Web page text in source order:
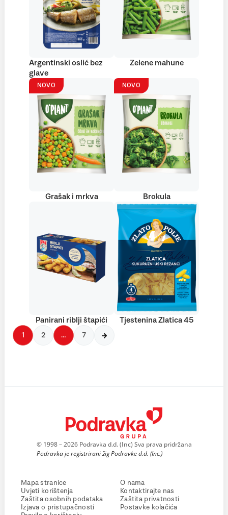
Argentinski oslić bez
glave
Zelene mahune
NOVO
Grašak i mrkva
NOVO
Brokula
Panirani riblji štapići Tjestenina Zlatica 45
1 2 … 7
© 1998 – 2026 Podravka d.d. (Inc) Sva prava pridržana
Podravka je registrirani žig Podravke d.d. (Inc.)
Mapa stranice
Uvjeti korištenja
Zaštita osobnih podataka
Izjava o pristupačnosti
O nama
Kontaktirajte nas
Zaštita privatnosti
Postavke kolačića